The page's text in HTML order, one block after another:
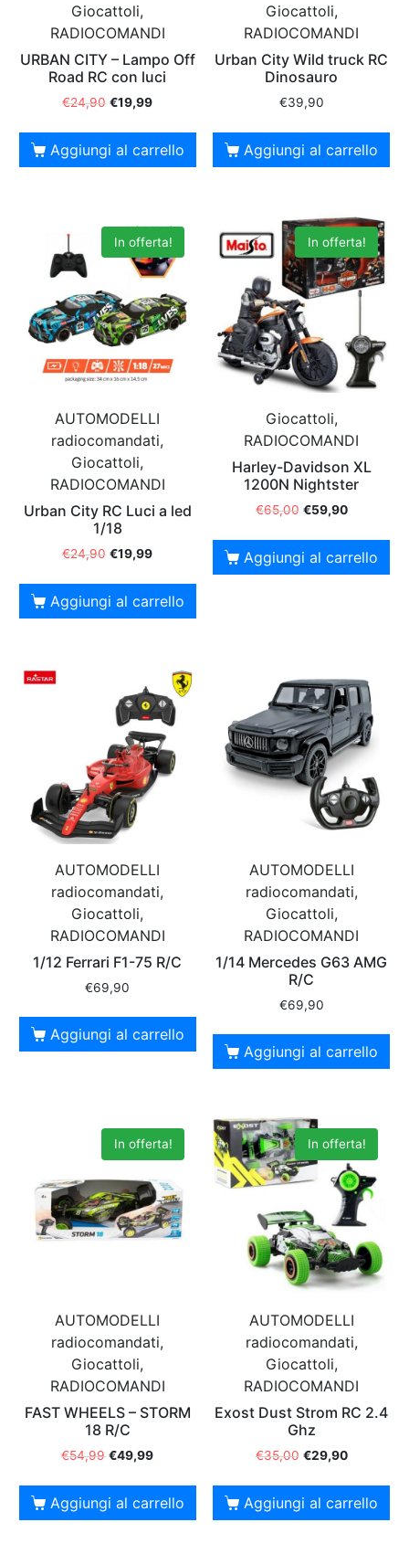
Giocattoli,
RADIOCOMANDI
URBAN CITY – Lampo Off
Road RC con luci
€24,90 €19,99
Aggiungi al carrello
Giocattoli,
RADIOCOMANDI
Urban City Wild truck RC
Dinosauro
€39,90
Aggiungi al carrello
In offerta!
AUTOMODELLI
radiocomandati,
Giocattoli,
RADIOCOMANDI
Urban City RC Luci a led
1/18
€24,90 €19,99
Aggiungi al carrello
In offerta!
Giocattoli,
RADIOCOMANDI
Harley-Davidson XL
1200N Nightster
€65,00 €59,90
Aggiungi al carrello
AUTOMODELLI
radiocomandati,
Giocattoli,
RADIOCOMANDI
1/12 Ferrari F1-75 R/C
€69,90
Aggiungi al carrello
AUTOMODELLI
radiocomandati,
Giocattoli,
RADIOCOMANDI
1/14 Mercedes G63 AMG
R/C
€69,90
Aggiungi al carrello
In offerta!
AUTOMODELLI
radiocomandati,
Giocattoli,
RADIOCOMANDI
FAST WHEELS – STORM
18 R/C
€54,99 €49,99
Aggiungi al carrello
In offerta!
AUTOMODELLI
radiocomandati,
Giocattoli,
RADIOCOMANDI
Exost Dust Strom RC 2.4
Ghz
€35,00 €29,90
Aggiungi al carrello